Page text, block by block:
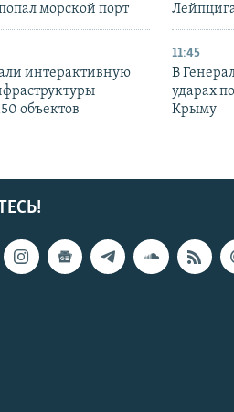
морской порт
интерактивную
объектов
11:45
В
ударах
Крыму